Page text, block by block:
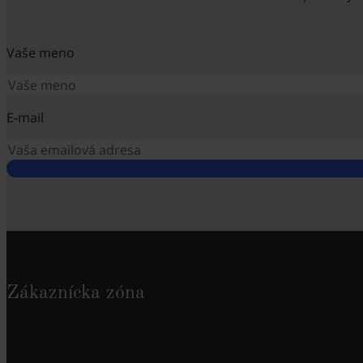
Vaše meno
E-mail
Zákaznícka zóna